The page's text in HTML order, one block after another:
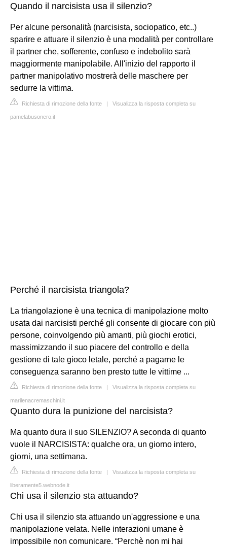
Quando il narcisista usa il silenzio?
Per alcune personalità (narcisista, sociopatico, etc..)
sparire e attuare il silenzio è una modalità per controllare
il partner che, sofferente, confuso e indebolito sarà
maggiormente manipolabile. All'inizio del rapporto il
partner manipolativo mostrerà delle maschere per
sedurre la vittima.
Richiesta di rimozione della fonte | Visualizza la risposta completa su
pamelabusonero.it
Perché il narcisista triangola?
La triangolazione è una tecnica di manipolazione molto
usata dai narcisisti perché gli consente di giocare con più
persone, coinvolgendo più amanti, più giochi erotici,
massimizzando il suo piacere del controllo e della
gestione di tale gioco letale, perché a pagarne le
conseguenza saranno ben presto tutte le vittime ...
Richiesta di rimozione della fonte | Visualizza la risposta completa su
marilenacremaschini.it
Quanto dura la punizione del narcisista?
Ma quanto dura il suo SILENZIO? A seconda di quanto
vuole il NARCISISTA: qualche ora, un giorno intero,
giorni, una settimana.
Richiesta di rimozione della fonte | Visualizza la risposta completa su
liberamente5.webnode.it
Chi usa il silenzio sta attuando?
Chi usa il silenzio sta attuando un'aggressione e una
manipolazione velata. Nelle interazioni umane è
impossibile non comunicare. “Perchè non mi hai